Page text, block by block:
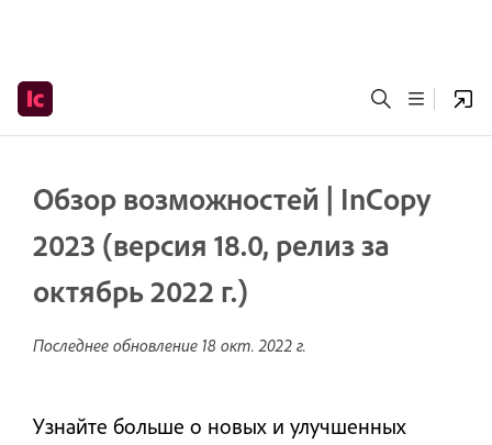
Обзор возможностей | InCopy
2023 (версия 18.0, релиз за
октябрь 2022 г.)
Последнее обновление 18 окт. 2022 г.
Узнайте больше о новых и улучшенных